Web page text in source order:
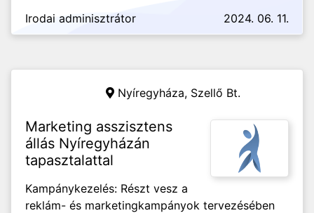
Irodai adminisztrátor 2024. 06. 11.
Nyíregyháza, Szellő Bt.
Marketing asszisztens
állás Nyíregyházán
tapasztalattal
Kampánykezelés: Részt vesz a
reklám- és marketingkampányok tervezésében